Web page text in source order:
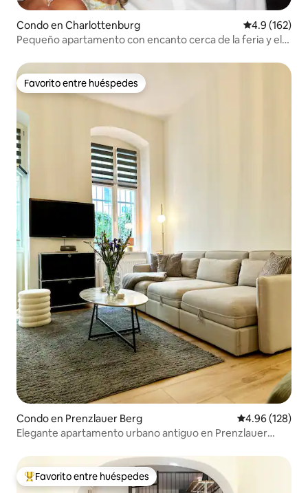
Condo en Charlottenburg Calificación
4.9 (162)
Pequeño apartamento con encanto cerca de la feria y el
Favorito entre huéspedes
Favorito entre huéspedes
Condo en Prenzlauer Berg Calificación
4.96 (128)
Elegante apartamento urbano antiguo en Prenzlauer
Favorito entre huéspedes preferido
Favorito entre huéspedes